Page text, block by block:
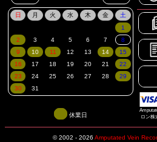
ロン株
休業日
© 2002 - 2026 Amputated Vein